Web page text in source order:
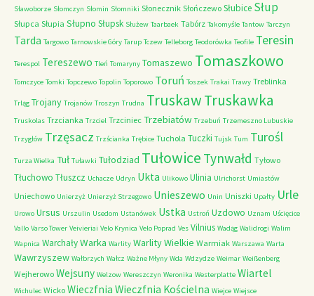
Sławoborze Słomczyn Słomin Słomniki Słonecznik Słończewo Słubice Słup
Słupca Słupia Słupno Słupsk Służew Taarbaek Tabórz Takomyśle Tantow Tarczyn
Tarda Targowo Tarnowskie Góry Tarup Tczew Telleborg Teodorówka Teofile Teresin
Terespol Tereszewo Tleń Tomaryny Tomaszewo Tomaszkowo
Tomczyce Tomki Topczewo Topolin Toporowo Toruń Toszek Trakai Trawy Treblinka
Trląg Trojany Trojanów Troszyn Trudna TruskawTruskawka
Truskolas Trzcianka Trzciel Trzciniec Trzebiatów Trzebuń Trzemeszno Lubuskie
Trzygłów Trzęsacz Trzścianka Trębice Tuchola Tuczki Tujsk Tum Turośl
Turza Wielka Tuł Tuławki Tułodziad Tułowice Tynwałd Tyłowo
Tłuchowo Tłuszcz Uchacze Udryn Ukta Ulikowo Ulinia Ulrichorst Umiastów
Uniechowo Unierzyż Unierzyż Strzegowo Unieszewo Unin Uniszki Upałty Urle
Urowo Ursus Urszulin Usedom Ustanówek Ustka Ustroń Uzdowo Uznam Uścięcice
Vallo Varso Tower Veivieriai Velo Krynica Velo Poprad Ves Vilnius Wadąg Walidrogi Walim
Wapnica WarchałyWarka Warlity Warlity Wielkie Warmiak Warszawa Warta
Wawrzyszew Wałbrzych Wałcz Ważne Młyny Wda Wdzydze Weimar Weißenberg
Wejherowo Wejsuny Welzow Wereszczyn Weronika Westerplatte Wiartel
Wichulec Wicko Wieczfnia Wieczfnia Kościelna Wiejce Wiejsce